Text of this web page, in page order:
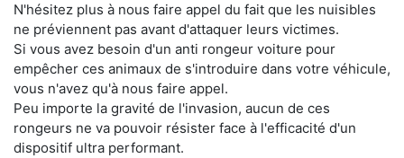
N'hésitez plus à nous faire appel du fait que les nuisibles
ne préviennent pas avant d'attaquer leurs victimes.
Si vous avez besoin d'un anti rongeur voiture pour
empêcher ces animaux de s'introduire dans votre véhicule,
vous n'avez qu'à nous faire appel.
Peu importe la gravité de l'invasion, aucun de ces
rongeurs ne va pouvoir résister face à l'efficacité d'un
dispositif ultra performant.